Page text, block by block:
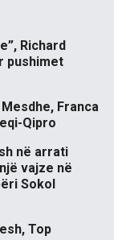
Richard
pushimet
Franca
Qipro
në arrati
vajze në
Sokol
Top